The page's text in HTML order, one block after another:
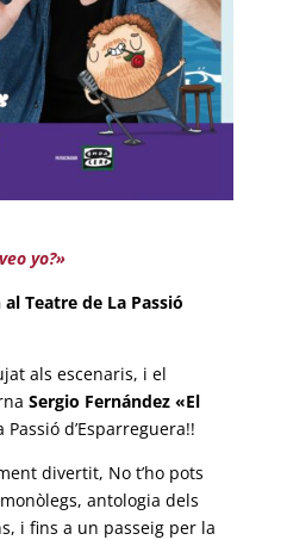
yo?»
al Teatre de La Passió
als escenaris, i el
Sergio Fernández «El
Passió d’Esparreguera!!
divertit, No t’ho pots
antologia dels
i fins a un passeig per la